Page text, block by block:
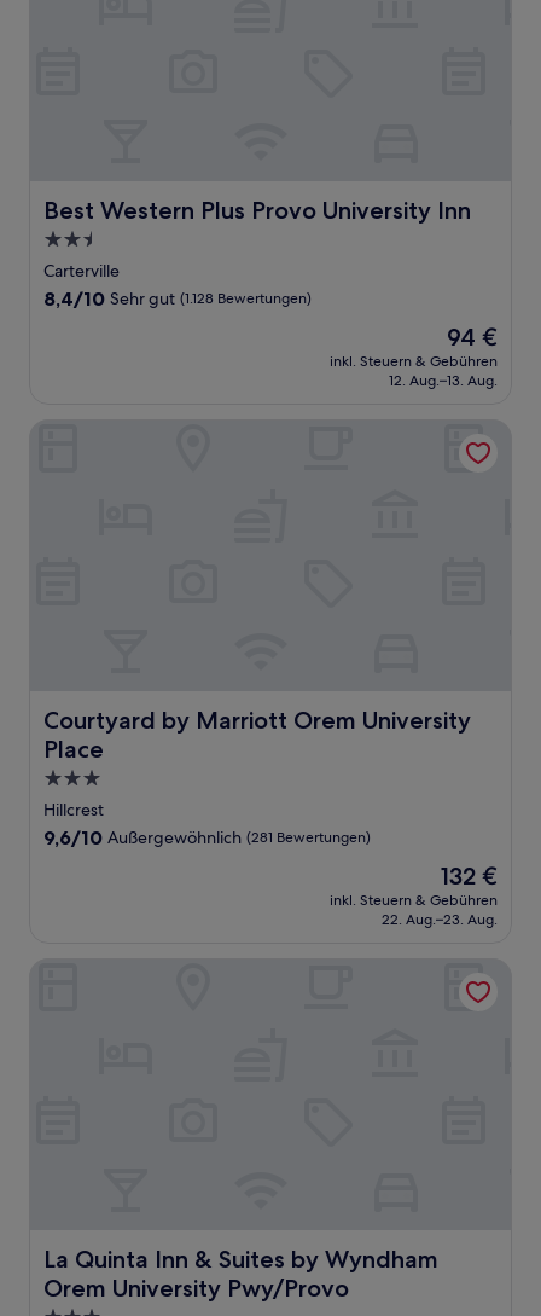
Best Western Plus Provo University Inn
Best Western Plus Provo University Inn
2.5-
Sterne-
Unterkunft
Carterville
8.4
Bewertungen)
8,4/10 Sehr gut (1.128 Bewertungen)
Der
Preis
beträgt
94 €
inkl. Steuern & Gebühren
12. Aug.–13. Aug.
Courtyard by Marriott Orem University
Place
Courtyard by Marriott Orem University Place
3.0-
Sterne-
Unterkunft
Hillcrest
9.6
9,6/10 Außergewöhnlich (281 Bewertungen)
Der
Preis
beträgt
132 €
inkl. Steuern & Gebühren
22. Aug.–23. Aug.
La Quinta Inn & Suites by Wyndham
Orem University Pwy/Provo
La Quinta Inn & Suites by Wyndham Orem University
La Quinta Inn & Suites by Wyndham Orem University